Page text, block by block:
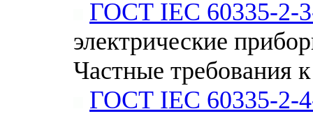
ГОСТ IEC 60335-2-
электрические
Частные требования
ГОСТ IEC 60335-2-